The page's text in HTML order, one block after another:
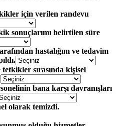
için verilen randevu
sonuçlarımı belirtilen süre
hastalığım ve tedavim
sırasında kişisel
bana karşı davranışları
olarak temizdi.